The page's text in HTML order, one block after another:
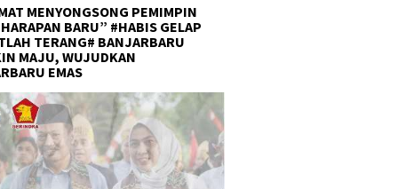
MENYONGSONG PEMIMPIN
BARU” #HABIS GELAP
TERANG# BANJARBARU
MAJU, WUJUDKAN
EMAS